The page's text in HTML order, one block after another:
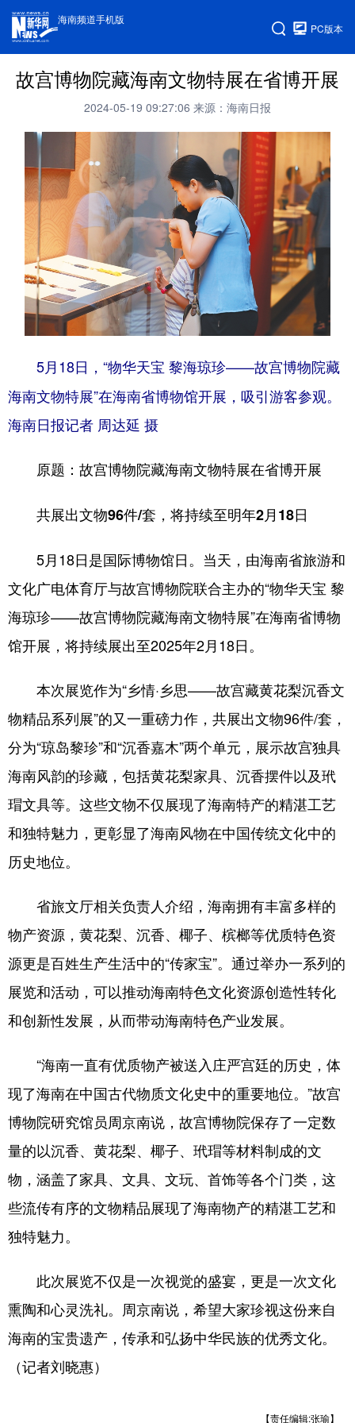
海南频道手机版
PC版本
故宫博物院藏海南文物特展在省博开展
2024-05-19 09:27:06 来源：海南日报
5月18日，“物华天宝 黎海琼珍——故宫博物院藏
海南文物特展”在海南省博物馆开展，吸引游客参观。
海南日报记者 周达延 摄
原题：故宫博物院藏海南文物特展在省博开展
共展出文物96件/套，将持续至明年2月18日
5月18日是国际博物馆日。当天，由海南省旅游和
文化广电体育厅与故宫博物院联合主办的“物华天宝 黎
海琼珍——故宫博物院藏海南文物特展”在海南省博物
馆开展，将持续展出至2025年2月18日。
本次展览作为“乡情·乡思——故宫藏黄花梨沉香文
物精品系列展”的又一重磅力作，共展出文物96件/套，
分为“琼岛黎珍”和“沉香嘉木”两个单元，展示故宫独具
海南风韵的珍藏，包括黄花梨家具、沉香摆件以及玳
瑁文具等。这些文物不仅展现了海南特产的精湛工艺
和独特魅力，更彰显了海南风物在中国传统文化中的
历史地位。
省旅文厅相关负责人介绍，海南拥有丰富多样的
物产资源，黄花梨、沉香、椰子、槟榔等优质特色资
源更是百姓生产生活中的“传家宝”。通过举办一系列的
展览和活动，可以推动海南特色文化资源创造性转化
和创新性发展，从而带动海南特色产业发展。
“海南一直有优质物产被送入庄严宫廷的历史，体
现了海南在中国古代物质文化史中的重要地位。”故宫
博物院研究馆员周京南说，故宫博物院保存了一定数
量的以沉香、黄花梨、椰子、玳瑁等材料制成的文
物，涵盖了家具、文具、文玩、首饰等各个门类，这
些流传有序的文物精品展现了海南物产的精湛工艺和
独特魅力。
此次展览不仅是一次视觉的盛宴，更是一次文化
熏陶和心灵洗礼。周京南说，希望大家珍视这份来自
海南的宝贵遗产，传承和弘扬中华民族的优秀文化。
（记者刘晓惠）
【责任编辑:张瑜】